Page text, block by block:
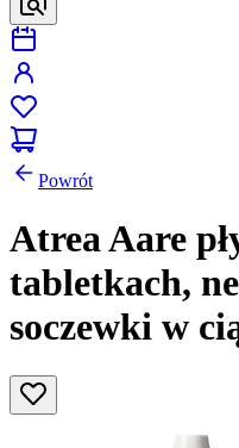
Powrót
Atrea Aare
tabletkach,
soczewki w